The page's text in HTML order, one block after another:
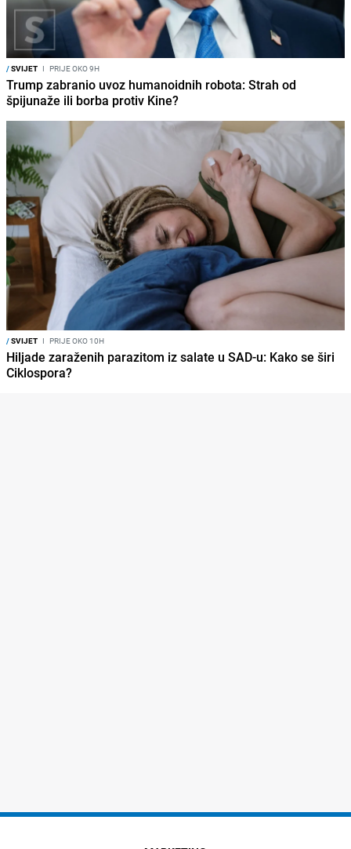
/SVIJET I PRIJE OKO 9H
Trump zabranio uvoz humanoidnih robota: Strah od
špijunaže ili borba protiv Kine?
/SVIJET I PRIJE OKO 10H
Hiljade zaraženih parazitom iz salate u SAD-u: Kako se širi
Ciklospora?